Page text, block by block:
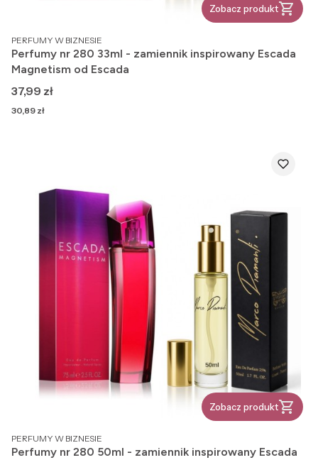
Zobacz produkt
PRODUCENT
PERFUMY W BIZNESIE
Perfumy nr 280 33ml - zamiennik inspirowany Escada
Magnetism od Escada
Cena
37,99 zł
Cena
30,89 zł
Zobacz produkt
PRODUCENT
PERFUMY W BIZNESIE
Perfumy nr 280 50ml - zamiennik inspirowany Escada